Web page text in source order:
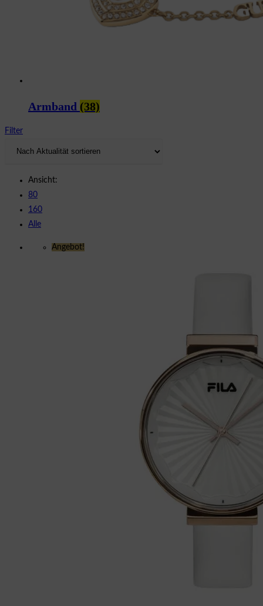
Armband (38)
Filter
Ansicht:
80
160
Alle
Angebot!